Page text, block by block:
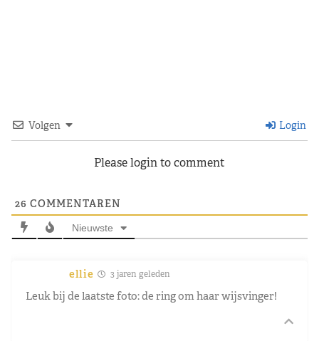
Volgen Login
Please login to comment
26 COMMENTAREN
Nieuwste
ellie 3 jaren geleden
Leuk bij de laatste foto: de ring om haar wijsvinger!